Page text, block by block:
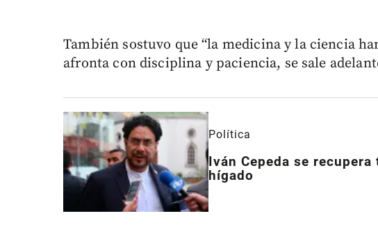
También sostuvo que “la medicina y la ciencia
afronta con disciplina y paciencia, se sale
Política
Iván Cepeda se
hígado